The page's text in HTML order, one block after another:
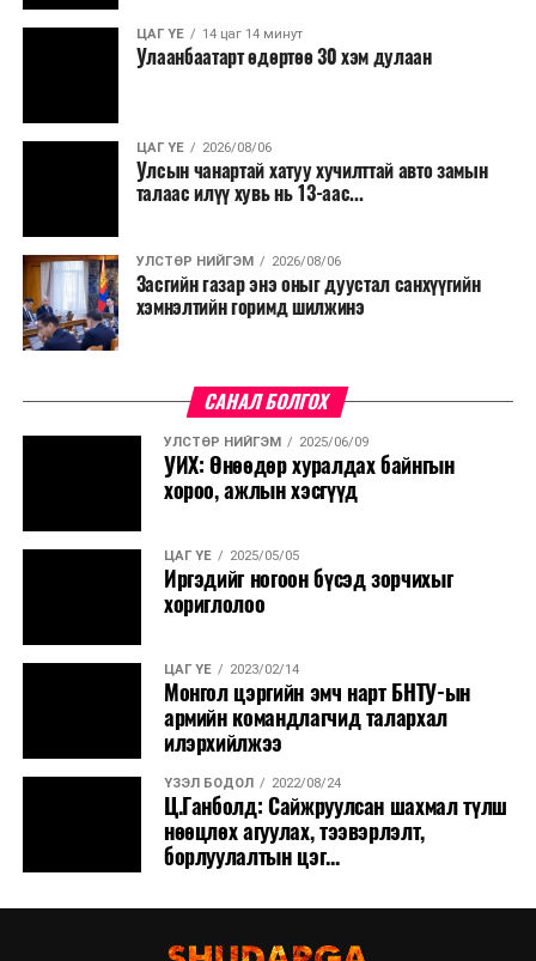
нөхөн томилгоо хийхгүй байх, аялал, амралт, зугаалга,
хамт олны урлаг, спортын арга хэмжээг зохион
байгуулахгүй байх, төрийн албанд шинэ орон тоо бий
сургалтыг цахим хэлбэрт шилжүүлэх, төрийн албан
хаагчдыг зарим өдрүүдэд цахимаар ажиллуулах арга
хэмжээг үргэлжлүүлэхийг үүрэг болголоо.
Төсвийн сахилга бат сайжирч, эдийн засгийн нөхцөл
байдал хэвийн болсон тохиолдолд эдгээр
хязгаарлалтыг үе шаттайгаар сулруулах юм.
ЦАГ ҮЕ 14 цаг 14 минут
Улаанбаатарт өдөртөө 30 хэм дулаан
ЦАГ ҮЕ 2026/08/06
Улсын чанартай хатуу хучилттай авто замын
талаас илүү хувь нь 13-аас...
УЛСТӨР НИЙГЭМ 2026/08/06
Засгийн газар энэ оныг дуустал санхүүгийн
хэмнэлтийн горимд шилжинэ
САНАЛ БОЛГОХ
УЛСТӨР НИЙГЭМ 2025/06/09
УИХ: Өнөөдөр хуралдах байнгын
хороо, ажлын хэсгүүд
ЦАГ ҮЕ 2025/05/05
Иргэдийг ногоон бүсэд зорчихыг
хориглолоо
ЦАГ ҮЕ 2023/02/14
Монгол цэргийн эмч нарт БНТУ-ын
армийн командлагчид талархал
илэрхийлжээ
ҮЗЭЛ БОДОЛ 2022/08/24
Ц.Ганболд: Сайжруулсан шахмал түлш
нөөцлөх агуулах, тээвэрлэлт,
борлуулалтын цэг...